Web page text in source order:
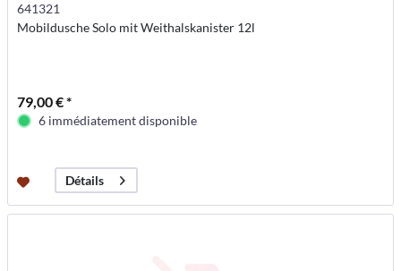
641321
Mobildusche Solo mit Weithalskanister 12l
79,00 € *
6 immédiatement disponible
Détails